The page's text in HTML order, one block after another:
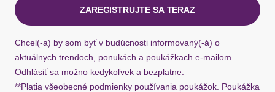
ZAREGISTRUJTE SA TERAZ
Chcel(-a) by som byť v budúcnosti informovaný(-á) o
aktuálnych trendoch, ponukách a poukážkach e-mailom.
Odhlásiť sa možno kedykoľvek a bezplatne.
**Platia všeobecné podmienky používania poukážok. Poukážka